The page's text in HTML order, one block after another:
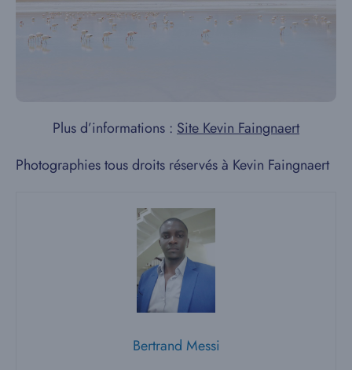
Plus d’informations : Site Kevin Faingnaert
Photographies tous droits réservés à Kevin Faingnaert
Bertrand Messi